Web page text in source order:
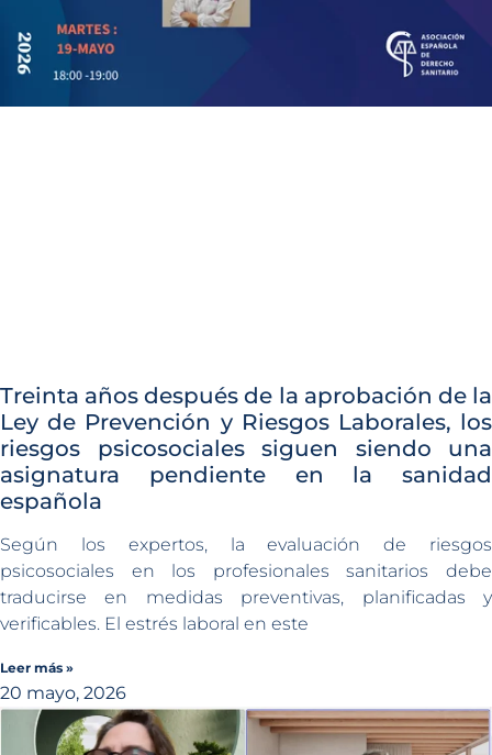
Treinta años después de la aprobación de la
Ley de Prevención y Riesgos Laborales, los
riesgos psicosociales siguen siendo una
asignatura pendiente en la sanidad
española
Según los expertos, la evaluación de riesgos
psicosociales en los profesionales sanitarios debe
traducirse en medidas preventivas, planificadas y
verificables. El estrés laboral en este
Leer más »
20 mayo, 2026